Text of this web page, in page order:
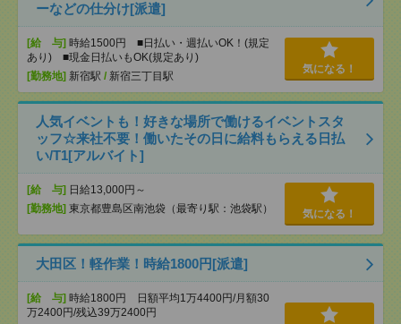
ーなどの仕分け[派遣]
[給 与] 時給1500円 ■日払い・週払いOK！(規定
あり) ■現金日払いもOK(規定あり)
[勤務地] 新宿駅 / 新宿三丁目駅
気になる！
人気イベントも！好きな場所で働けるイベントスタ
ッフ☆来社不要！働いたその日に給料もらえる日払
い/T1[アルバイト]
[給 与] 日給13,000円～
[勤務地] 東京都豊島区南池袋（最寄り駅：池袋駅） 気になる！
大田区！軽作業！時給1800円[派遣]
[給 与] 時給1800円 日額平均1万4400円/月額30
万2400円/残込39万2400円